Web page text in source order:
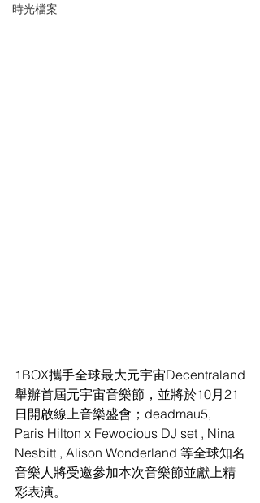
時光檔案
1BOX攜手全球最大元宇宙Decentraland
舉辦首屆元宇宙音樂節，並將於10月21
日開啟線上音樂盛會；deadmau5,
Paris Hilton x Fewocious DJ set , Nina
Nesbitt , Alison Wonderland 等全球知名
音樂人將受邀參加本次音樂節並獻上精
彩表演。